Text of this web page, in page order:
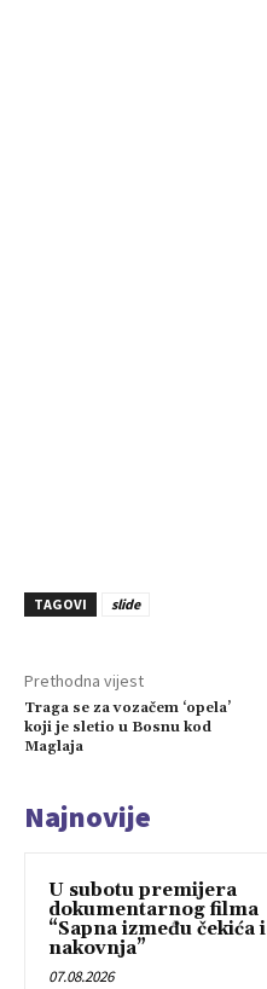
TAGOVI slide
Prethodna vijest
Traga se za vozačem ‘opela’
koji je sletio u Bosnu kod
Maglaja
Najnovije
U subotu premijera
dokumentarnog filma
“Sapna između čekića i
nakovnja”
07.08.2026